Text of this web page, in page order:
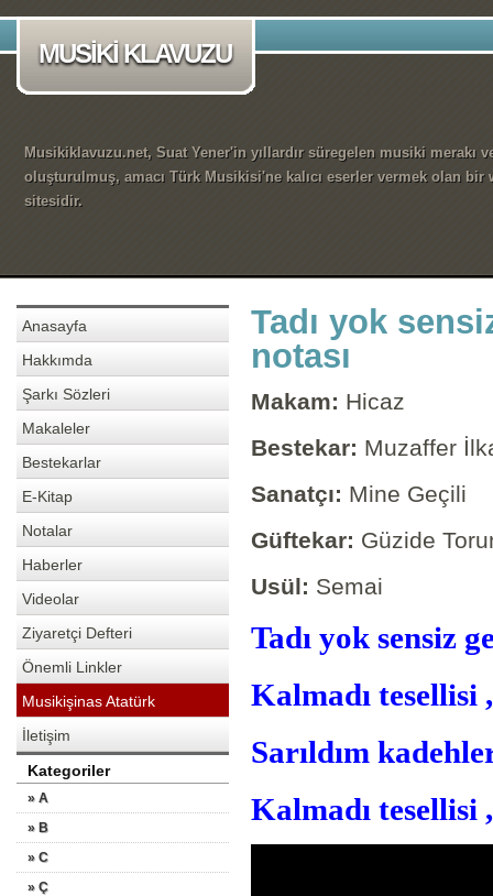
MUSİKİ KLAVUZU
Musikiklavuzu.net, Suat Yener'in yıllardır süregelen musiki merakı
oluşturulmuş, amacı Türk Musikisi'ne kalıcı eserler vermek olan bir
sitesidir.
Anasayfa
Hakkımda
Şarkı Sözleri
Makaleler
Bestekarlar
E-Kitap
Notalar
Haberler
Videolar
Ziyaretçi Defteri
Önemli Linkler
Musikişinas Atatürk
İletişim
Kategoriler
» A
» B
» C
» Ç
Tadı yok
notası
Makam: Hicaz
Bestekar: Muzaffer
Sanatçı: Mine Geçili
Güftekar: Güzide
Usül: Semai
Tadı yok sensiz
Kalmadı tesellisi ,
Sarıldım
Kalmadı tesellisi ,